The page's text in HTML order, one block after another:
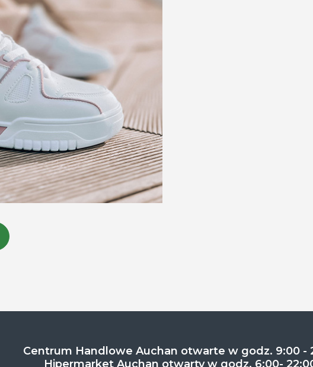
Centrum Handlowe Auchan otwarte w godz. 9:00 -
Hipermarket Auchan otwarty w godz. 6:00-